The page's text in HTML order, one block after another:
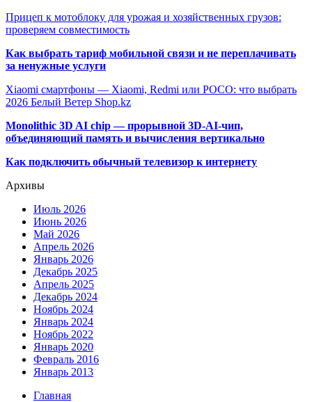
Прицеп к мотоблоку для урожая и хозяйственных грузов:
проверяем совместимость
Как выбрать тариф мобильной связи и не переплачивать
за ненужные услуги
Xiaomi смартфоны — Xiaomi, Redmi или POCO: что выбрать
2026 Белый Ветер Shop.kz
Monolithic 3D AI chip — прорывной 3D-AI-чип,
объединяющий память и вычисления вертикально
Как подключить обычный телевизор к интернету
Архивы
Июль 2026
Июнь 2026
Май 2026
Апрель 2026
Январь 2026
Декабрь 2025
Апрель 2025
Декабрь 2024
Ноябрь 2024
Январь 2024
Ноябрь 2022
Январь 2020
Февраль 2016
Январь 2013
Главная